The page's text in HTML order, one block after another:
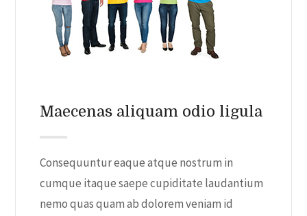
Maecenas aliquam odio ligula
Consequuntur eaque atque nostrum in
cumque itaque saepe cupiditate laudantium
nemo quas quam ab dolorem veniam id